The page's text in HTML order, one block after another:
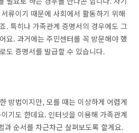
류이기 때문에 사회에서 활동하기 위해
. 특히나 가족관계 증명서의 경우에도 그
요. 과거에는 주민센터를 꼭 방문해야 했
도 증명서를 발급할 수 있습니다.
방법이지만, 모를 때는 이상하게 어렵게
기도 한데요. 인터넷을 이용해 가족관계
과 순서를 차근차근 살펴보도록 할게요.